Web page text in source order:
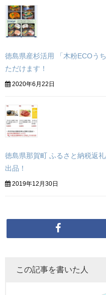
徳島県産杉活用 「木粉ECOう
ただけます！
2020年6月22日
徳島県那賀町 ふるさと納税返
出品！
2019年12月30日
この記事を書いた人